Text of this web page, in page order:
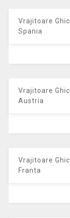
Vrajitoare
Spania
Vrajitoare
Austria
Vrajitoare
Franta